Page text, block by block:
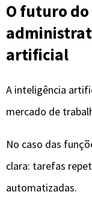
O futuro
artificial
A inteligência
mercado de
No caso das
clara: tarefas
automatizadas.